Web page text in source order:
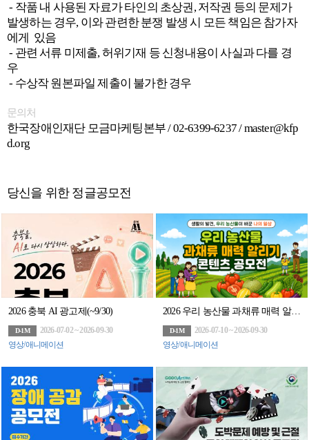
- 작품 내 사용된 자료가 타인의 초상권,저작권 등의 문제가
발생하는 경우, 이와 관련한 분쟁 발생 시 모든 책임은 참가자
에게 있음
- 관련 서류 미제출,허위기재 등 신청내용이 사실과 다를 경
우
- 수상작 원본파일 제출이 불가한 경우
문의처
한국장애인재단 모금마케팅본부/ 02-6399-6237 / master@kfp
d.org
당신을 위한 정글공모전
2026 충북 AI 광고제(~9/30)
D-1M
2026-07-02 ~ 2026-09-30
영상/애니메이션
2026 우리 농산물 과채류 매력 알리기 콘텐츠 공모전
D-1M
2026-07-10 ~ 2026-09-30
영상/애니메이션